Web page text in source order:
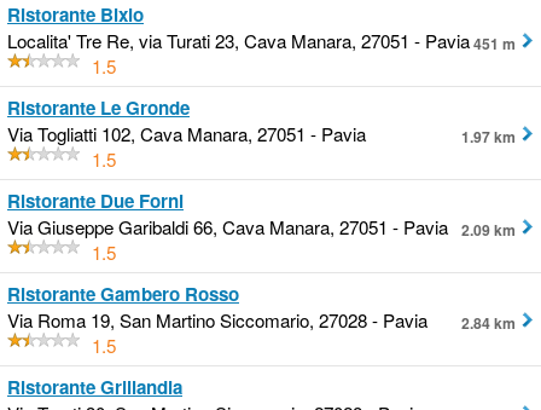
Ristorante Bixio
Localita' Tre Re, via Turati 23, Cava Manara, 27051 - Pavia
1.5
451 m
Ristorante Le Gronde
Via Togliatti 102, Cava Manara, 27051 - Pavia
1.5
1.97 km
Ristorante Due Forni
Via Giuseppe Garibaldi 66, Cava Manara, 27051 - Pavia
1.5
2.09 km
Ristorante Gambero Rosso
Via Roma 19, San Martino Siccomario, 27028 - Pavia
1.5
2.84 km
Ristorante Grillandia